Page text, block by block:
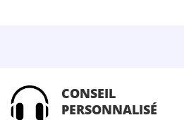
CONSEIL
PERSONNALISÉ